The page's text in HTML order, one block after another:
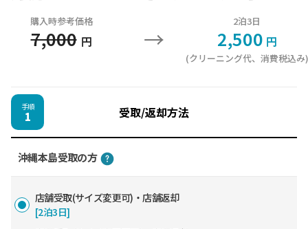
購入時参考価格
7,000 円 →
2泊3日
2,500 円
(クリーニング代、消費税込み)
手順
1 受取/返却方法
沖縄本島受取の方
店舗受取(サイズ変更可)・店舗返却
[2泊3日]